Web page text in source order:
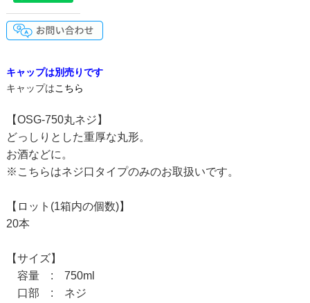
キャップは別売りです
キャップはこちら
【OSG-750丸ネジ】
どっしりとした重厚な丸形。
お酒などに。
※こちらはネジ口タイプのみのお取扱いです。
【ロット(1箱内の個数)】
20本
【サイズ】
容量 : 750ml
口部 : ネジ